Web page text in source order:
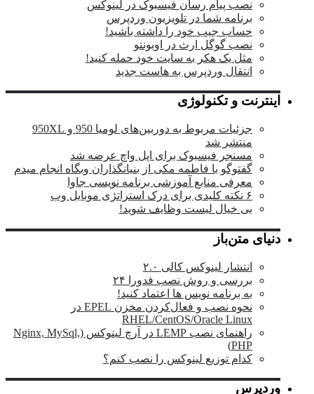
نصب پیام رسان فیسبوک در لینوکس
برنامه شما در تلویزیون وردپرس
حساب جیب خود را داشته باشید!
نصب گوگل ارث در اوبونتو
مثل یک هکر به سایت خود حمله کنید!
انتقال وردپرس به هاست جدید
اینترنت و تکنولوژی
جزئیات مربوط به دوربین‌های لومیا 950 و 950XL
منتشر شد
مسنجر فیسبوک برای اپل واچ عرضه شد
گفتوگو با فاطمه مکی از بنیانگذاران وبگاه انجام میدم
معرفی منابع آموزشی برنامه نویسی جاوا
بی خیال لیست وظایف شوید!
دنیای متن‌باز
انتشار لینوکس کالی ۲.۰
بررسی و روش نصب فدورا ۲۴
به برنامه نویس ها اعتماد کنید!
نحوه نصب و فعال‌کردن مخزن EPEL در
RHEL/CentOS/Oracle Linux
راهنمای نصب LEMP در آرچ لینوکس (Nginx, MySql,
PHP)
کدام توزیع لینوکس را نصب کنم؟
وردپرس